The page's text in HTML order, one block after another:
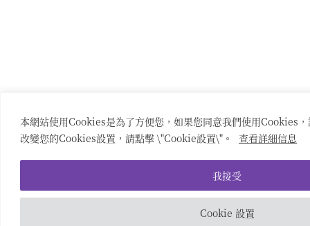
本網站使用Cookies是為了方便您，如果您同意我們使用Cookies
改變您的Cookies設置，請點擊 \"Cookie設置\"。
查看詳細信息
Cookie 設置
我接受